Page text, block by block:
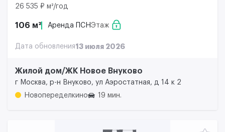
26 535 ₽ м²/год
106 м² Аренда ПСНЭтаж
Дата обновления13 июля 2026
Жилой дом/ЖК Новое Внуково
г Москва, р-н Внуково, ул Аэростатная, д 14 к 2
Новопеределкино
19 мин.